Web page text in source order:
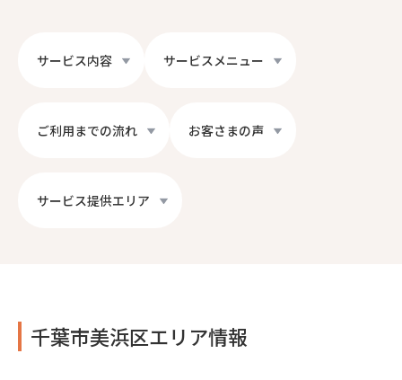
サービス内容 サービスメニュー
ご利用までの流れ お客さまの声
サービス提供エリア
千葉市美浜区エリア情報